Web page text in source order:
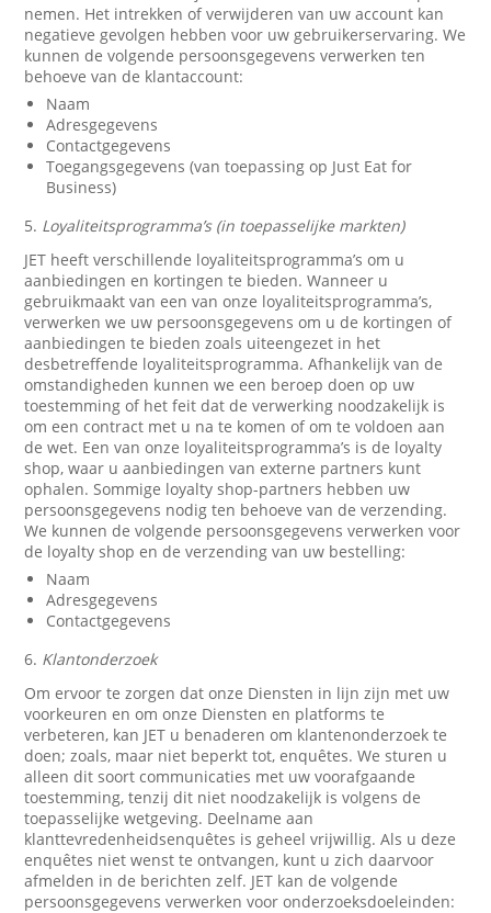
nemen. Het intrekken of verwijderen van uw account kan
negatieve gevolgen hebben voor uw gebruikerservaring. We
kunnen de volgende persoonsgegevens verwerken ten
behoeve van de klantaccount:
Naam
Adresgegevens
Contactgegevens
Toegangsgegevens (van toepassing op Just Eat for
Business)
5. Loyaliteitsprogramma’s (in toepasselijke markten)
JET heeft verschillende loyaliteitsprogramma’s om u
aanbiedingen en kortingen te bieden. Wanneer u
gebruikmaakt van een van onze loyaliteitsprogramma’s,
verwerken we uw persoonsgegevens om u de kortingen of
aanbiedingen te bieden zoals uiteengezet in het
desbetreffende loyaliteitsprogramma. Afhankelijk van de
omstandigheden kunnen we een beroep doen op uw
toestemming of het feit dat de verwerking noodzakelijk is
om een contract met u na te komen of om te voldoen aan
de wet. Een van onze loyaliteitsprogramma’s is de loyalty
shop, waar u aanbiedingen van externe partners kunt
ophalen. Sommige loyalty shop-partners hebben uw
persoonsgegevens nodig ten behoeve van de verzending.
We kunnen de volgende persoonsgegevens verwerken voor
de loyalty shop en de verzending van uw bestelling:
Naam
Adresgegevens
Contactgegevens
6. Klantonderzoek
Om ervoor te zorgen dat onze Diensten in lijn zijn met uw
voorkeuren en om onze Diensten en platforms te
verbeteren, kan JET u benaderen om klantenonderzoek te
doen; zoals, maar niet beperkt tot, enquêtes. We sturen u
alleen dit soort communicaties met uw voorafgaande
toestemming, tenzij dit niet noodzakelijk is volgens de
toepasselijke wetgeving. Deelname aan
klanttevredenheidsenquêtes is geheel vrijwillig. Als u deze
enquêtes niet wenst te ontvangen, kunt u zich daarvoor
afmelden in de berichten zelf. JET kan de volgende
persoonsgegevens verwerken voor onderzoeksdoeleinden: